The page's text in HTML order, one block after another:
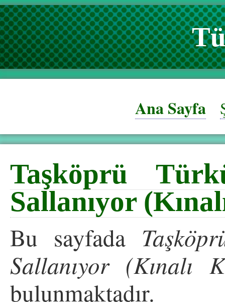
Ana Sayfa
Taşköprü
Sallanıyor
Bu sayfada
Sallanıyor (Kınalı
bulunmaktadır.